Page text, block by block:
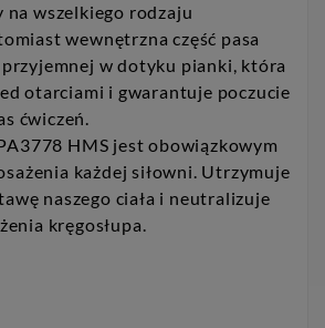
na wszelkiego rodzaju
wewnętrzna część pasa
w dotyku pianki, która
otarciami i gwarantuje poczucie
ćwiczeń.
HMS jest obowiązkowym
każdej siłowni. Utrzymuje
naszego ciała i neutralizuje
kręgosłupa.